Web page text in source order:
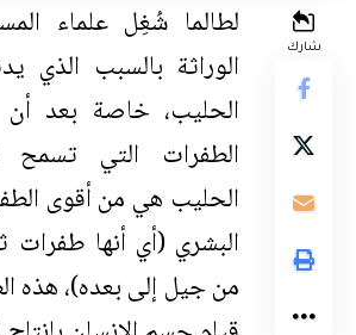
شارك
لطالما شُغِل علماء
الوراثة بالسبب الذي
الحليب، خاصة بعد
الطفرات التي تسمح
الحليب هي من أقوى
البشري (أي أنها طفرات
من جيل إلى بعده)، هذه